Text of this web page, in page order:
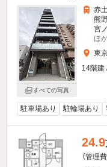
すべての写真
赤
熊
宮
ほ
東
14階建
駐車場あり 駐輪場あり
24.9
（管理